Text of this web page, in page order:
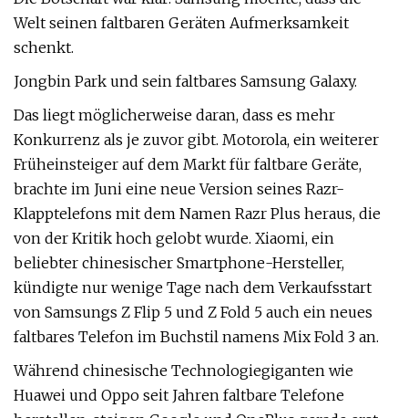
Welt seinen faltbaren Geräten Aufmerksamkeit
schenkt.
Jongbin Park und sein faltbares Samsung Galaxy.
Das liegt möglicherweise daran, dass es mehr
Konkurrenz als je zuvor gibt. Motorola, ein weiterer
Früheinsteiger auf dem Markt für faltbare Geräte,
brachte im Juni eine neue Version seines Razr-
Klapptelefons mit dem Namen Razr Plus heraus, die
von der Kritik hoch gelobt wurde. Xiaomi, ein
beliebter chinesischer Smartphone-Hersteller,
kündigte nur wenige Tage nach dem Verkaufsstart
von Samsungs Z Flip 5 und Z Fold 5 auch ein neues
faltbares Telefon im Buchstil namens Mix Fold 3 an.
Während chinesische Technologiegiganten wie
Huawei und Oppo seit Jahren faltbare Telefone